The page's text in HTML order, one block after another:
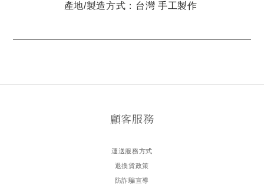
產地/製造方式：台灣 手工製作
顧客服務
運送服務方式
退換貨政策
防詐騙宣導